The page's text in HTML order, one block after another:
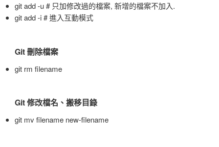
git add -u # 只加修改過的檔案, 新增的檔案不加入.
git add -i # 進入互動模式
Git 刪除檔案
git rm filename
Git 修改檔名、搬移目錄
git mv filename new-filename